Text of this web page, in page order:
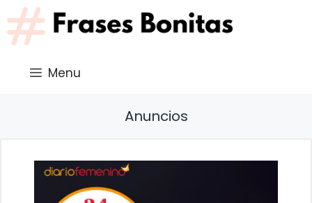
Saltar
al
contenido
Menu
Anuncios